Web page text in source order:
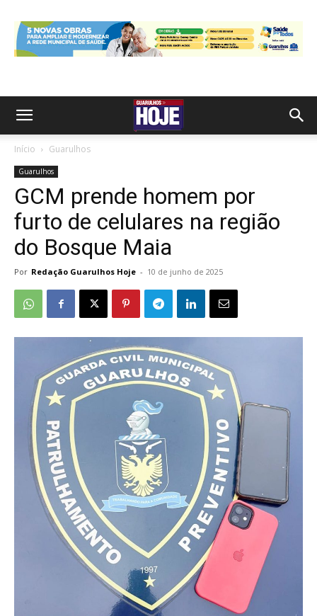
Início Guarulhos
Guarulhos
GCM prende homem por
furto de celulares na região
do Bosque Maia
Por Redação Guarulhos Hoje - 10 de junho de 2025